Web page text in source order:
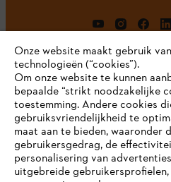
Bedrijf
Onze website maakt gebruik
technologieën (“cookies”).
Om onze website te kunnen
bepaalde “strikt noodzakelijke
toestemming. Andere cookies
gebruiksvriendelijkheid te
maat aan te bieden, waaronder
gebruikersgedrag, de
personalisering van
uitgebreide